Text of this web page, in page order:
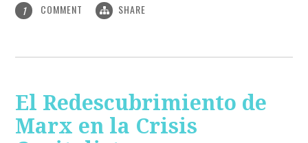
1 COMMENT SHARE
El Redescubrimiento de
Marx en la Crisis